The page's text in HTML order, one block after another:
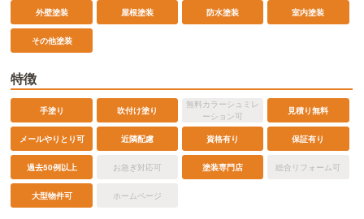
外壁塗装 屋根塗装 防水塗装 室内塗装
その他塗装
特徴
手塗り 吹付け塗り
無料カラーシュミレ
ーション可
見積り無料
メールやりとり可 近隣配慮 資格有り 保証有り
過去50例以上 お急ぎ対応可 塗装専門店 総合リフォーム可
大型物件可 ホームページ